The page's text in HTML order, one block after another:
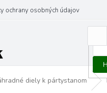
ochrany osobných údajov
diely k pártystanom